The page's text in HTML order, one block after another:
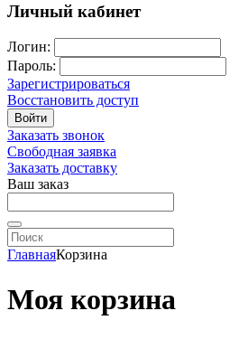
Личный кабинет
Логин:
Пароль:
Зарегистрироваться
Восстановить доступ
Войти
Заказать звонок
Свободная заявка
Заказать доставку
Ваш заказ
ГлавнаяКорзина
Моя корзина